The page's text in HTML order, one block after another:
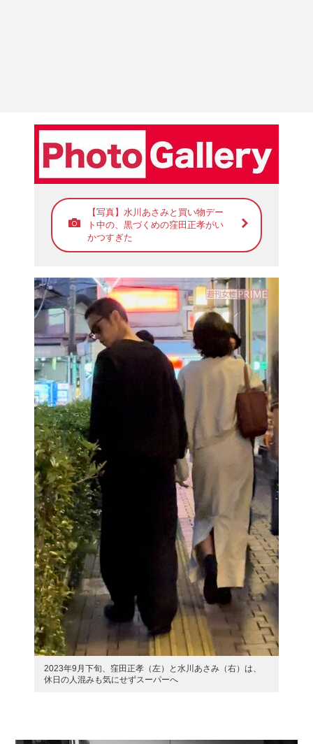
【写真】水川あさみと買い物デー
ト中の、黒づくめの窪田正孝がい
かつすぎた
2023年9月下旬、窪田正孝（左）と水川あさみ（右）は、
休日の人混みも気にせずスーパーへ